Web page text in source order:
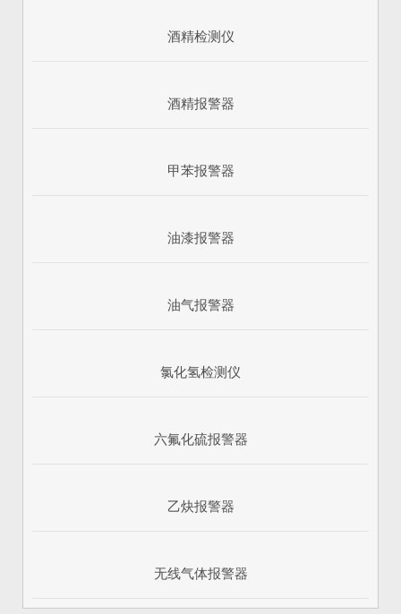
酒精检测仪
酒精报警器
甲苯报警器
油漆报警器
油气报警器
氯化氢检测仪
六氟化硫报警器
乙炔报警器
无线气体报警器